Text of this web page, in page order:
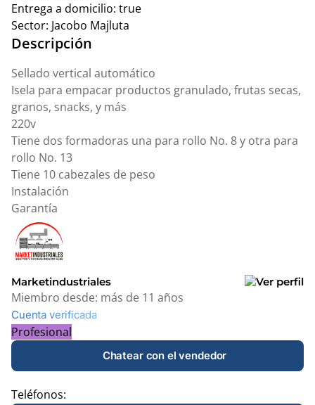
Entrega a domicilio: true
Sector: Jacobo Majluta
Descripción
Sellado vertical automático
Isela para empacar productos granulado, frutas secas,
granos, snacks, y más
220v
Tiene dos formadoras una para rollo No. 8 y otra para
rollo No. 13
Tiene 10 cabezales de peso
Instalación
Garantía
Marketindustriales
Miembro desde: más de 11 años
Cuenta verificada
Profesional
Chatear con el vendedor
Teléfonos: